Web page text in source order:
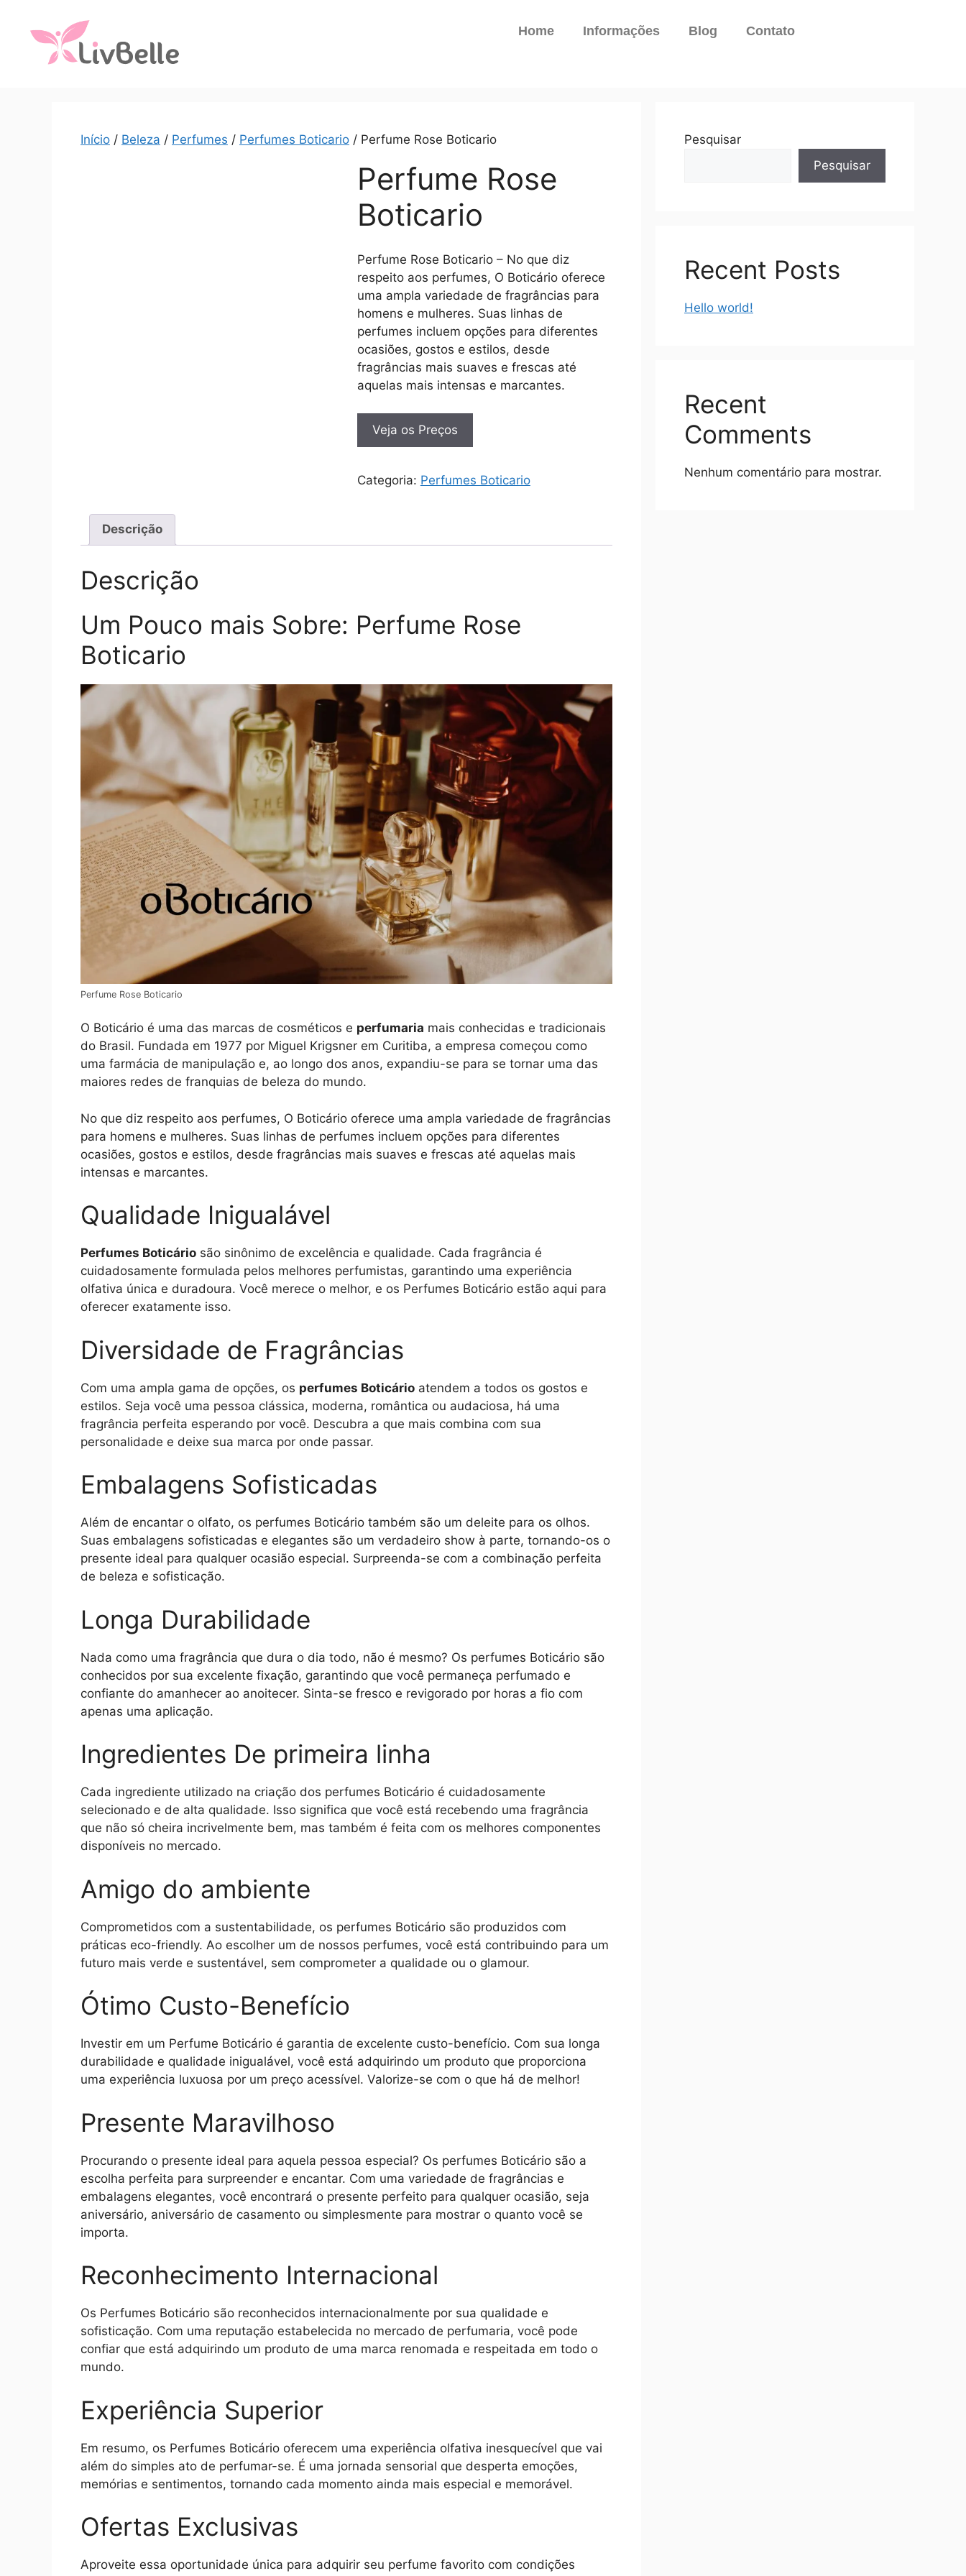
Home Informações Blog Contato
Início / Beleza / Perfumes / Perfumes Boticario / Perfume Rose Boticario
Perfume Rose
Boticario
Perfume Rose Boticario – No que diz
respeito aos perfumes, O Boticário oferece
uma ampla variedade de fragrâncias para
homens e mulheres. Suas linhas de
perfumes incluem opções para diferentes
ocasiões, gostos e estilos, desde
fragrâncias mais suaves e frescas até
aquelas mais intensas e marcantes.
Veja os Preços
Categoria: Perfumes Boticario
Descrição
Descrição
Um Pouco mais Sobre: Perfume Rose
Boticario
Perfume Rose Boticario
O Boticário é uma das marcas de cosméticos e perfumaria mais conhecidas e tradicionais
do Brasil. Fundada em 1977 por Miguel Krigsner em Curitiba, a empresa começou como
uma farmácia de manipulação e, ao longo dos anos, expandiu-se para se tornar uma das
maiores redes de franquias de beleza do mundo.
No que diz respeito aos perfumes, O Boticário oferece uma ampla variedade de fragrâncias
para homens e mulheres. Suas linhas de perfumes incluem opções para diferentes
ocasiões, gostos e estilos, desde fragrâncias mais suaves e frescas até aquelas mais
intensas e marcantes.
Qualidade Inigualável
Perfumes Boticário são sinônimo de excelência e qualidade. Cada fragrância é
cuidadosamente formulada pelos melhores perfumistas, garantindo uma experiência
olfativa única e duradoura. Você merece o melhor, e os Perfumes Boticário estão aqui para
oferecer exatamente isso.
Diversidade de Fragrâncias
Com uma ampla gama de opções, os perfumes Boticário atendem a todos os gostos e
estilos. Seja você uma pessoa clássica, moderna, romântica ou audaciosa, há uma
fragrância perfeita esperando por você. Descubra a que mais combina com sua
personalidade e deixe sua marca por onde passar.
Embalagens Sofisticadas
Além de encantar o olfato, os perfumes Boticário também são um deleite para os olhos.
Suas embalagens sofisticadas e elegantes são um verdadeiro show à parte, tornando-os o
presente ideal para qualquer ocasião especial. Surpreenda-se com a combinação perfeita
de beleza e sofisticação.
Longa Durabilidade
Nada como uma fragrância que dura o dia todo, não é mesmo? Os perfumes Boticário são
conhecidos por sua excelente fixação, garantindo que você permaneça perfumado e
confiante do amanhecer ao anoitecer. Sinta-se fresco e revigorado por horas a fio com
apenas uma aplicação.
Ingredientes De primeira linha
Cada ingrediente utilizado na criação dos perfumes Boticário é cuidadosamente
selecionado e de alta qualidade. Isso significa que você está recebendo uma fragrância
que não só cheira incrivelmente bem, mas também é feita com os melhores componentes
disponíveis no mercado.
Amigo do ambiente
Comprometidos com a sustentabilidade, os perfumes Boticário são produzidos com
práticas eco-friendly. Ao escolher um de nossos perfumes, você está contribuindo para um
futuro mais verde e sustentável, sem comprometer a qualidade ou o glamour.
Ótimo Custo-Benefício
Investir em um Perfume Boticário é garantia de excelente custo-benefício. Com sua longa
durabilidade e qualidade inigualável, você está adquirindo um produto que proporciona
uma experiência luxuosa por um preço acessível. Valorize-se com o que há de melhor!
Presente Maravilhoso
Procurando o presente ideal para aquela pessoa especial? Os perfumes Boticário são a
escolha perfeita para surpreender e encantar. Com uma variedade de fragrâncias e
embalagens elegantes, você encontrará o presente perfeito para qualquer ocasião, seja
aniversário, aniversário de casamento ou simplesmente para mostrar o quanto você se
importa.
Reconhecimento Internacional
Os Perfumes Boticário são reconhecidos internacionalmente por sua qualidade e
sofisticação. Com uma reputação estabelecida no mercado de perfumaria, você pode
confiar que está adquirindo um produto de uma marca renomada e respeitada em todo o
mundo.
Experiência Superior
Em resumo, os Perfumes Boticário oferecem uma experiência olfativa inesquecível que vai
além do simples ato de perfumar-se. É uma jornada sensorial que desperta emoções,
memórias e sentimentos, tornando cada momento ainda mais especial e memorável.
Ofertas Exclusivas
Aproveite essa oportunidade única para adquirir seu perfume favorito com condições
Pesquisar
Pesquisar
Recent Posts
Hello world!
Recent
Comments
Nenhum comentário para mostrar.